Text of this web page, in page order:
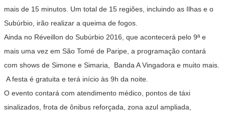
mais de 15 minutos. Um total de 15 regiões, incluindo as Ilhas e o
Subúrbio, irão realizar a queima de fogos.
Ainda no Réveillon do Subúrbio 2016, que acontecerá pelo 9ª e
mais uma vez em São Tomé de Paripe, a programação contará
com shows de Simone e Simaria, Banda A Vingadora e muito mais.
A festa é gratuita e terá início às 9h da noite.
O evento contará com atendimento médico, pontos de táxi
sinalizados, frota de ônibus reforçada, zona azul ampliada,